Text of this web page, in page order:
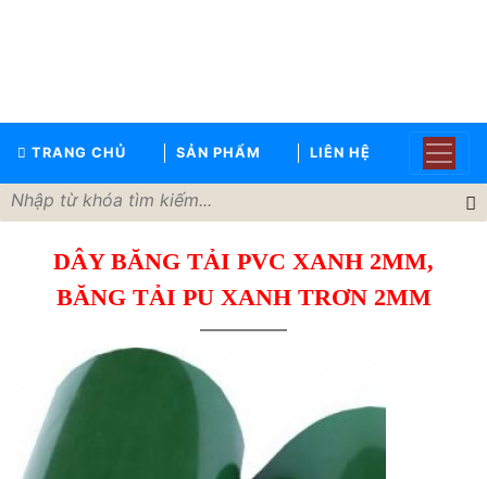
TRANG CHỦ SẢN PHẨM LIÊN HỆ
GIỚI
SẢN
PHẨM
THƯƠNGDÂY BĂNG TẢI PVC XANH 2MM,
BĂNG TẢI PU XANH TRƠN 2MM